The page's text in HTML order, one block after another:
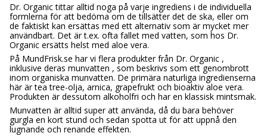
Dr. Organic tittar alltid noga på varje ingrediens i de individuella
formlerna för att bedöma om de tillsätter det de ska, eller om
de faktiskt kan ersättas med ett alternativ som är mycket mer
användbart. Det är t.ex. ofta fallet med vatten, som hos Dr.
Organic ersätts helst med aloe vera.
På MundFrisk.se har vi flera produkter från Dr. Organic ,
inklusive deras munvatten , som beskrivs som ett genombrott
inom organiska munvatten. De primära naturliga ingredienserna
här är tea tree-olja, arnica, grapefrukt och bioaktiv aloe vera.
Produkten är dessutom alkoholfri och har en klassisk mintsmak.
Munvatten är alltid super att använda, då du bara behöver
gurgla en kort stund och sedan spotta ut för att uppnå den
lugnande och renande effekten.